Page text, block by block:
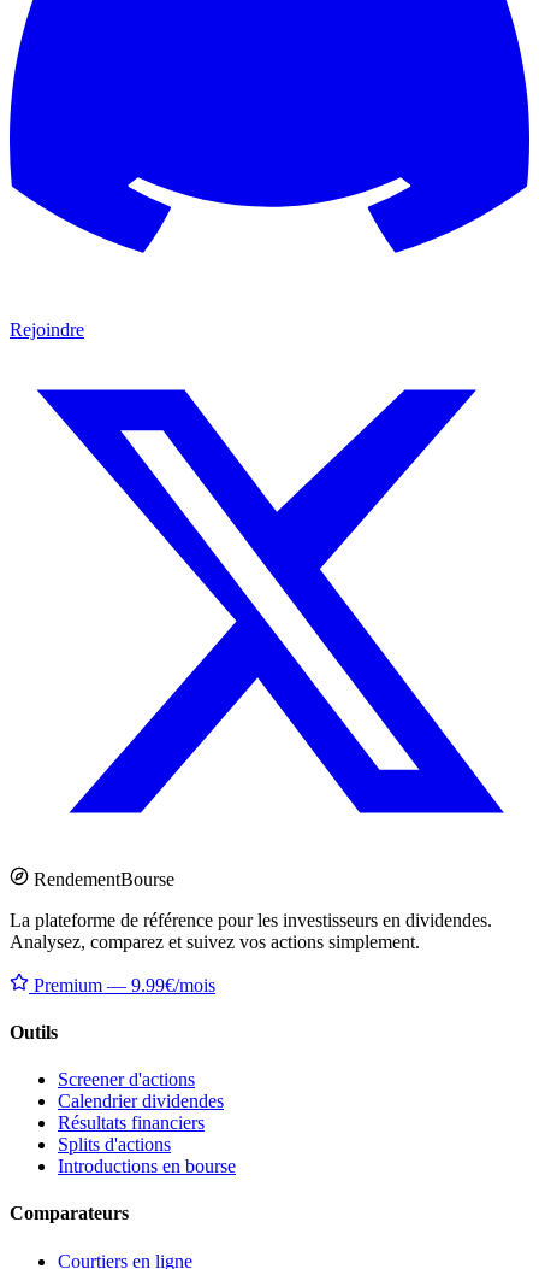
Rejoindre
RendementBourse
La plateforme de référence pour les investisseurs en dividendes.
Analysez, comparez et suivez vos actions simplement.
Premium — 9.99€/mois
Outils
Screener d'actions
Calendrier dividendes
Résultats financiers
Splits d'actions
Introductions en bourse
Comparateurs
Courtiers en ligne